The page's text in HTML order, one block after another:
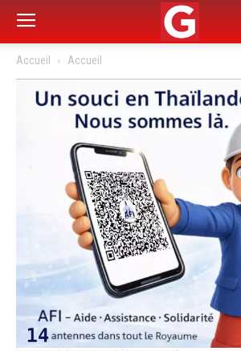
Accueil Accueil